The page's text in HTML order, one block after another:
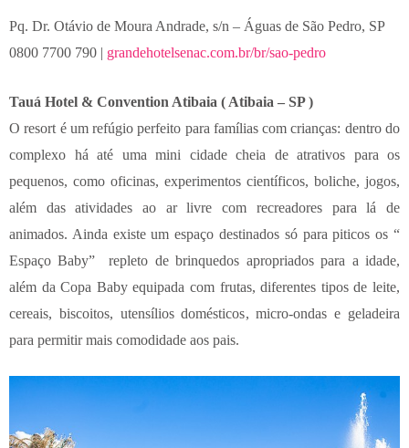
Pq. Dr. Otávio de Moura Andrade, s/n – Águas de São Pedro, SP
0800 7700 790 | grandehotelsenac.com.br/br/sao-pedro
Tauá Hotel & Convention Atibaia ( Atibaia – SP )
O resort é um refúgio perfeito para famílias com crianças: dentro do
complexo há até uma mini cidade cheia de atrativos para os
pequenos, como oficinas, experimentos científicos, boliche, jogos,
além das atividades ao ar livre com recreadores para lá de
animados. Ainda existe um espaço destinados só para piticos os “
Espaço Baby” repleto de brinquedos apropriados para a idade,
além da Copa Baby equipada com frutas, diferentes tipos de leite,
cereais, biscoitos, utensílios domésticos, micro-ondas e geladeira
para permitir mais comodidade aos pais.